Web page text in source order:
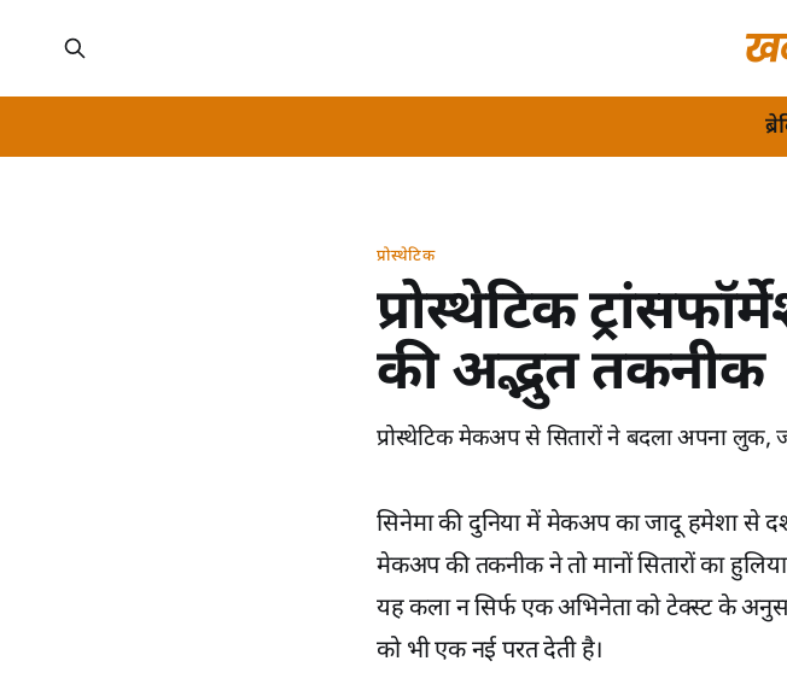
प्रोस्थेटिक
प्रोस्थेटिक
की अद्भुत तकनीक
प्रोस्थेटिक मेकअप से सितारों ने बदला अपना लुक,
सिनेमा की दुनिया में मेकअप का जादू हमेशा से
मेकअप की तकनीक ने तो मानों सितारों का
यह कला न सिर्फ एक अभिनेता को टेक्स्ट के
को भी एक नई परत देती है।